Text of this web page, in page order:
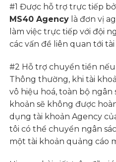
#1 Được hỗ trợ trực tiếp
MS40 Agency là đơn vị
làm việc trực tiếp với đội
các vấn đề liên quan tới
#2 Hỗ trợ chuyển tiền
Thông thường, khi tài
vô hiệu hoá, toàn bộ
khoản sẽ không được
dụng tài khoản Agency
tôi có thể chuyển ngân
một tài khoản quảng cáo